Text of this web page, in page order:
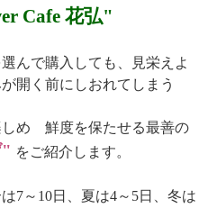
Cafe 花弘"
んで購入しても、見栄えよ
開く前にしおれてしまう
しめ 鮮度を保たせる最善の
" をご紹介します。
7～10日、夏は4～5日、冬は